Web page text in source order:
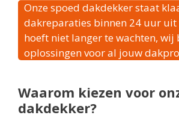
Onze spoed dakdekker staat
dakreparaties binnen 24 uur uit
hoeft niet langer te wachten, wij
oplossingen voor al jouw
Waarom kiezen voor
dakdekker?